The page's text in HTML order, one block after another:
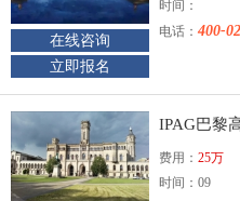
在线咨询
立即报名
时间：
电话： 400-
IPAG巴黎
费用： 25万
时间：09